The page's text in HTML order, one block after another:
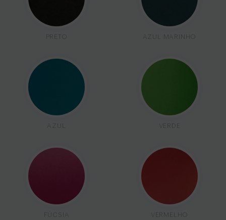
PRETO AZUL MARINHO
VERDE
FÚCSIA VERMELHO